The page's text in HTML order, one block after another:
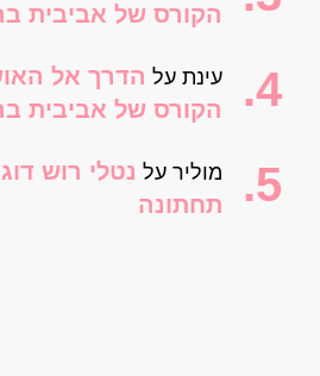
הקורס של אביבית
עינת על הדרך אל
הקורס של אביבית
מוליר על נטלי רוש
תחתונה